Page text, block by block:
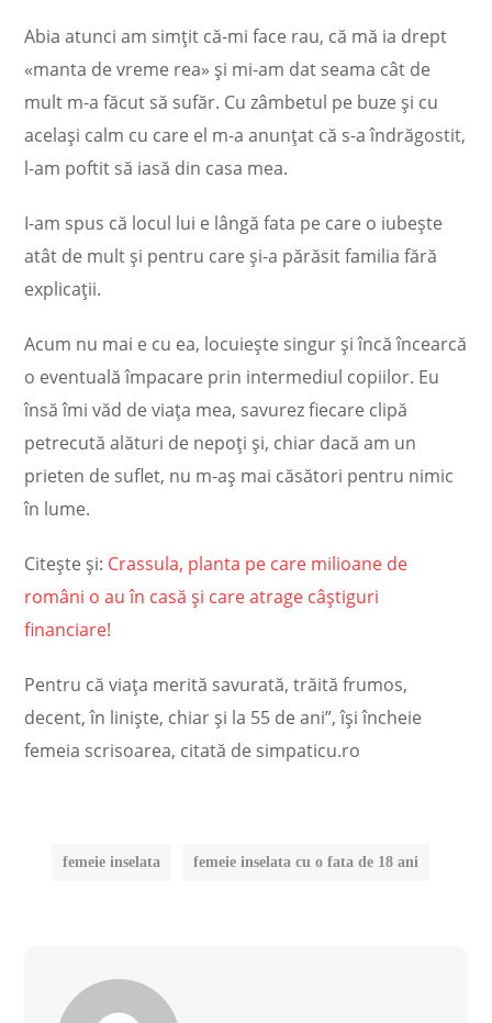
Abia atunci am simţit că-mi face rau, că mă ia drept
«manta de vreme rea» şi mi-am dat seama cât de
mult m-a făcut să sufăr. Cu zâmbetul pe buze şi cu
acelaşi calm cu care el m-a anunţat că s-a îndrăgostit,
l-am poftit să iasă din casa mea.
I-am spus că locul lui e lângă fata pe care o iubeşte
atât de mult şi pentru care şi-a părăsit familia fără
explicaţii.
Acum nu mai e cu ea, locuieşte singur şi încă încearcă
o eventuală împacare prin intermediul copiilor. Eu
însă îmi văd de viaţa mea, savurez fiecare clipă
petrecută alături de nepoţi şi, chiar dacă am un
prieten de suflet, nu m-aş mai căsători pentru nimic
în lume.
Citește și: Crassula, planta pe care milioane de
români o au în casă și care atrage câștiguri
financiare!
Pentru că viaţa merită savurată, trăită frumos,
decent, în linişte, chiar şi la 55 de ani”, își încheie
femeia scrisoarea, citată de simpaticu.ro
femeie inselata femeie inselata cu o fata de 18 ani